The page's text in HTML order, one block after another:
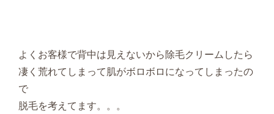
よくお客様で背中は見えないから除毛クリームしたら
凄く荒れてしまって肌がボロボロになってしまったの
で
脱毛を考えてます。。。